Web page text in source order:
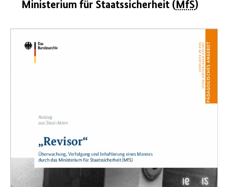
Ministerium für Staatssicherheit ( MfS)